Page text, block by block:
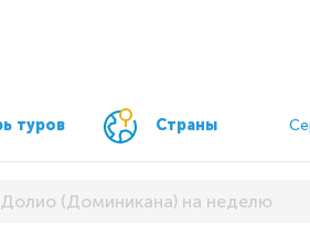
туров Страны
(Доминикана) на неделю